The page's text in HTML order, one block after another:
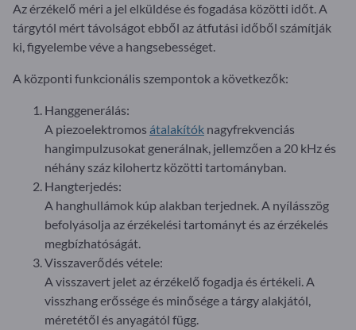
Az érzékelő méri a jel elküldése és fogadása közötti időt. A
tárgytól mért távolságot ebből az átfutási időből számítják
ki, figyelembe véve a hangsebességet.
A központi funkcionális szempontok a következők:
Hanggenerálás:
A piezoelektromos átalakítók nagyfrekvenciás
hangimpulzusokat generálnak, jellemzően a 20 kHz és
néhány száz kilohertz közötti tartományban.
Hangterjedés:
A hanghullámok kúp alakban terjednek. A nyílásszög
befolyásolja az érzékelési tartományt és az érzékelés
megbízhatóságát.
Visszaverődés vétele:
A visszavert jelet az érzékelő fogadja és értékeli. A
visszhang erőssége és minősége a tárgy alakjától,
méretétől és anyagától függ.